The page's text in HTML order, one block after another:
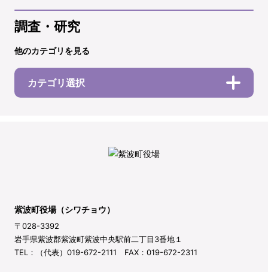
調査・研究
他のカテゴリを見る
カテゴリ選択
紫波町役場（シワチョウ）
〒028-3392
岩手県紫波郡紫波町紫波中央駅前二丁目3番地１
TEL：（代表）019-672-2111 FAX：019-672-2311